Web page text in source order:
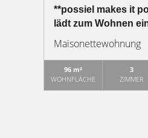
**possiel makes it
lädt zum Wohnen
Maisonettewohnung
96 m²
WOHNFLÄCHE
3
ZIMMER